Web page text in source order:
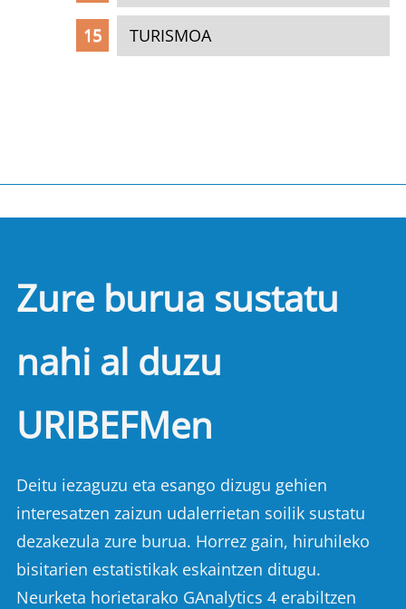
TURISMOA
Zure burua sustatu
nahi al duzu
URIBEFMen
Deitu iezaguzu eta esango dizugu gehien
interesatzen zaizun udalerrietan soilik sustatu
dezakezula zure burua. Horrez gain, hiruhileko
bisitarien estatistikak eskaintzen ditugu.
Neurketa horietarako GAnalytics 4 erabiltzen